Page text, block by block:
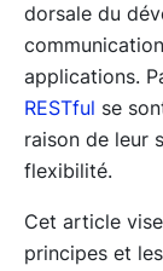
dorsale du
applications.
RESTful se
raison de leur
flexibilité.
Cet article
principes et